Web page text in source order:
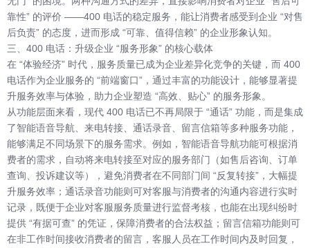
靠性” 的评价 ——400 电话的稳定服务，能让消费者感受到企业 “对售
后负责” 的态度，进而形成 “可靠、值得信赖” 的企业形象认知。
三、400 电话：升级企业 “服务形象” 的核心载体
在 “体验经济” 时代，服务质量已成为企业差异化竞争的关键，而 400
电话作为企业服务的 “前端窗口”，通过丰富的功能设计，能够显著提
升服务效率与体验，助力企业塑造 “高效、贴心” 的服务形象。
从功能层面来看，现代 400 电话已不再局限于 “通话” 功能，而是集成
了智能语音导航、来电转接、通话录音、留言信箱等多种服务功能，
能够满足不同场景下的服务需求。例如，智能语音导航功能可根据消
费者的需求，自动将来电转接至对应的服务部门（如售后咨询、订单
查询、投诉建议等），避免消费者在不同部门间 “反复转接”，大幅提
升服务效率；通话录音功能则可对客服与消费者的沟通内容进行实时
记录，既便于企业对客服服务质量进行监督考核，也能在出现纠纷时
提供 “有据可查” 的凭证，保障消费者的合法权益；留言信箱功能则可
在非工作时间接收消费者的留言，客服人员在工作时间内及时回复，